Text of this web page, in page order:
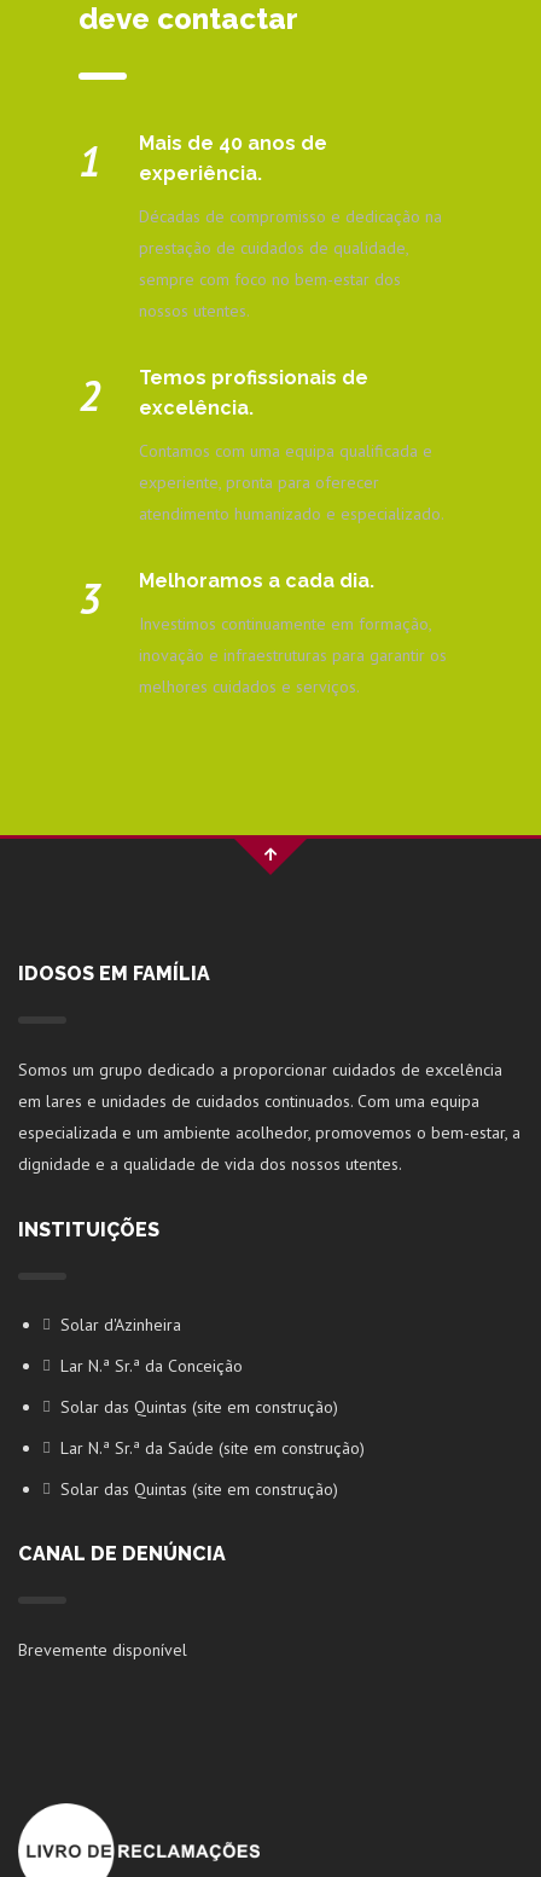
deve contactar
1
Mais de 40 anos de
experiência.
Décadas de compromisso e dedicação na
prestação de cuidados de qualidade,
sempre com foco no bem-estar dos
nossos utentes.
2
Temos profissionais de
excelência.
Contamos com uma equipa qualificada e
experiente, pronta para oferecer
atendimento humanizado e especializado.
3 Melhoramos a cada dia.
Investimos continuamente em formação,
inovação e infraestruturas para garantir os
melhores cuidados e serviços.
IDOSOS EM FAMÍLIA
Somos um grupo dedicado a proporcionar cuidados de excelência
em lares e unidades de cuidados continuados. Com uma equipa
especializada e um ambiente acolhedor, promovemos o bem-estar, a
dignidade e a qualidade de vida dos nossos utentes.
INSTITUIÇÕES
Solar d'Azinheira
Lar N.ª Sr.ª da Conceição
Solar das Quintas (site em construção)
Lar N.ª Sr.ª da Saúde (site em construção)
Solar das Quintas (site em construção)
CANAL DE DENÚNCIA
Brevemente disponível